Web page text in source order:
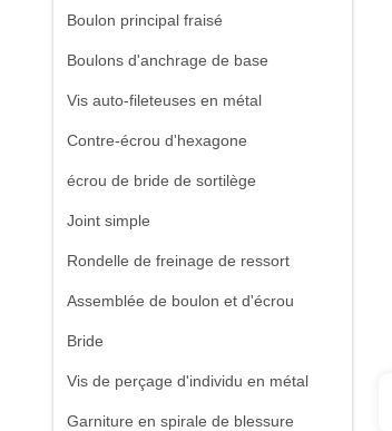
Boulon principal fraisé
Boulons d'anchrage de base
Vis auto-fileteuses en métal
Contre-écrou d'hexagone
écrou de bride de sortilège
Joint simple
Rondelle de freinage de ressort
Assemblée de boulon et d'écrou
Bride
Vis de perçage d'individu en métal
Garniture en spirale de blessure